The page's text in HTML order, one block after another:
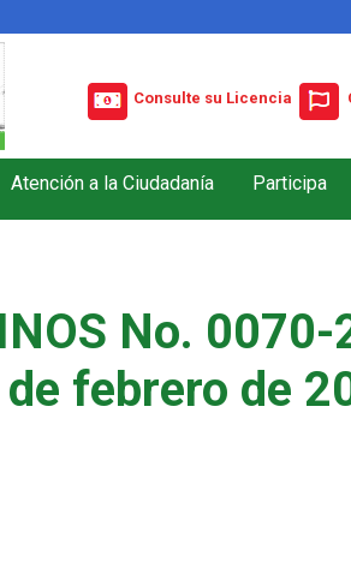
Consulte su Licencia
Atención a la Ciudadanía Participa
No.
febrero de